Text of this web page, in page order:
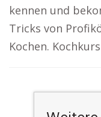
kennen und
Tricks von
Kochen.